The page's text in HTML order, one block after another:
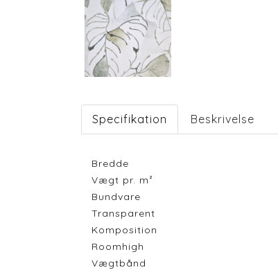
Specifikation Beskrivelse
Bredde
Vægt pr. m²
Bundvare
Transparent
Komposition
Roomhigh
Vægtbånd